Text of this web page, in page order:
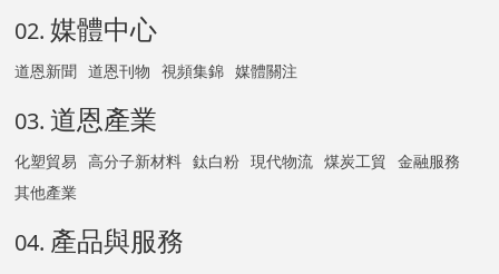
02.媒體中心
道恩新聞 道恩刊物 視頻集錦 媒體關注
03.道恩產業
化塑貿易 高分子新材料 鈦白粉 現代物流 煤炭工貿
金融服務
其他產業
04. 產品與服務